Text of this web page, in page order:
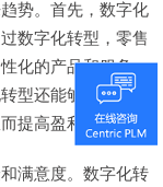
势。首先，数字化
数字化转型，零售
化的产品和服务，
型还能够降低运营
提高盈利能力。
满意度。数字化转